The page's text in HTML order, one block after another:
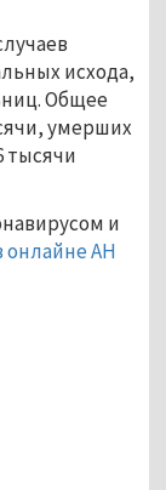
исхода,
Общее
умерших
тысячи
и
онлайне АН